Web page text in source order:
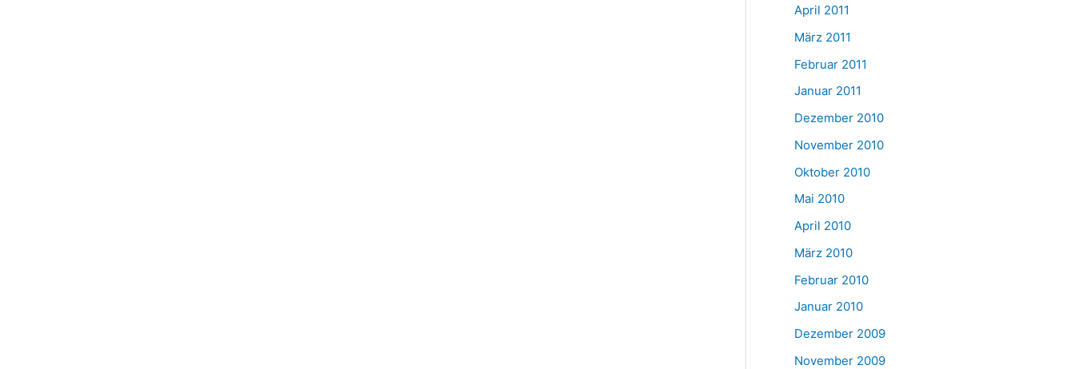
April 2011
März 2011
Februar 2011
Januar 2011
Dezember 2010
November 2010
Oktober 2010
Mai 2010
April 2010
März 2010
Februar 2010
Januar 2010
Dezember 2009
November 2009